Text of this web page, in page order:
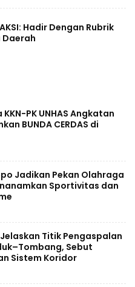
Hadir Dengan Rubrik
Daerah
PK UNHAS Angkatan
BUNDA CERDAS di
Jadikan Pekan Olahraga
Sportivitas dan
Jelaskan Titik Pengaspalan
Sebut
Sistem Koridor